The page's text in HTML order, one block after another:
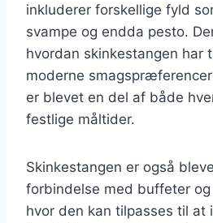
inkluderer forskellige fyld
svampe og endda pesto.
hvordan skinkestangen har
moderne
er blevet en del af både
festlige måltider.
Skinkestangen er også
forbindelse med buffeter
hvor den kan tilpasses til at